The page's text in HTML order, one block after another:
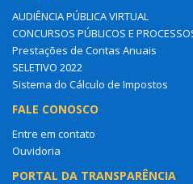
AUDIÊNCIA PÚBLICA VIRTUAL
CONCURSOS PÚBLICOS E
Prestações de Contas Anuais
SELETIVO 2022
Sistema do Cálculo de Impostos
FALE CONOSCO
Entre em contato
Ouvidoria
PORTAL DA TRANSPARÊNCIA